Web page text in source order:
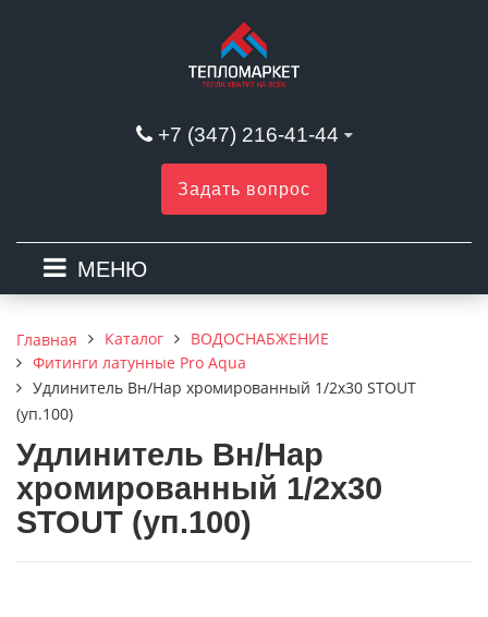
+7 (347) 216-41-44
Задать вопрос
МЕНЮ
Главная Каталог
ВОДОСНАБЖЕНИЕ
Фитинги латунные Pro Aqua
Удлинитель Вн/Нар хромированный 1/2х30 STOUT
(уп.100)
Удлинитель Вн/Нар
хромированный 1/2х30
STOUT (уп.100)